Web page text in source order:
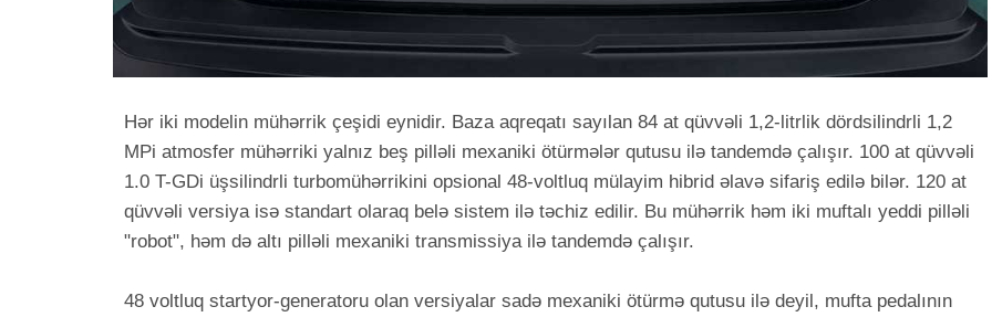
Hər iki modelin mühərrik çeşidi eynidir. Baza aqreqatı sayılan 84 at qüvvəli 1,2-litrlik dördsilindrli 1,2
MPi atmosfer mühərriki yalnız beş pilləli mexaniki ötürmələr qutusu ilə tandemdə çalışır. 100 at qüvvəli
1.0 T-GDi üşsilindrli turbomühərrikini opsional 48-voltluq mülayim hibrid əlavə sifariş edilə bilər. 120 at
qüvvəli versiya isə standart olaraq belə sistem ilə təchiz edilir. Bu mühərrik həm iki muftalı yeddi pilləli
"robot", həm də altı pilləli mexaniki transmissiya ilə tandemdə çalışır.
48 voltluq startyor-generatoru olan versiyalar sadə mexaniki ötürmə qutusu ilə deyil, mufta pedalının